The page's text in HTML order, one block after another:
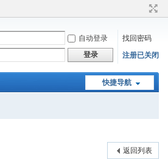
自动登录
找回密码
登录 注册已关闭
快捷导航
返回列表